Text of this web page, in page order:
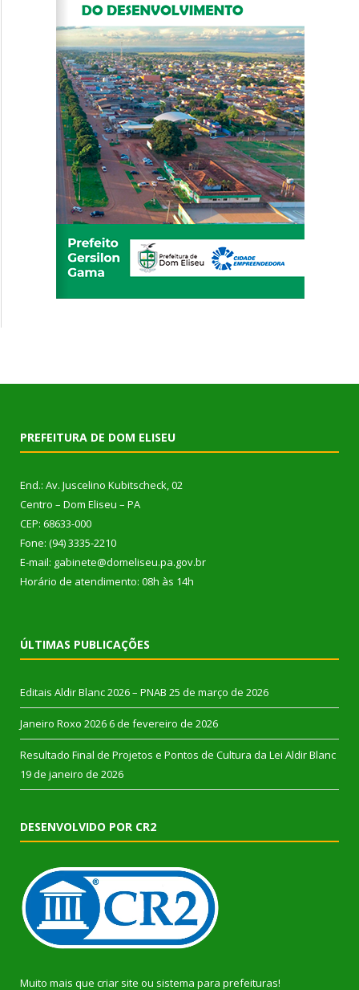
PREFEITURA DE DOM ELISEU
End.: Av. Juscelino Kubitscheck, 02
Centro – Dom Eliseu – PA
CEP: 68633-000
Fone: (94) 3335-2210
E-mail: gabinete@domeliseu.pa.gov.br
Horário de atendimento: 08h às 14h
ÚLTIMAS PUBLICAÇÕES
Editais Aldir Blanc 2026 – PNAB 25 de março de 2026
Janeiro Roxo 2026 6 de fevereiro de 2026
Resultado Final de Projetos e Pontos de Cultura da Lei Aldir Blanc
19 de janeiro de 2026
DESENVOLVIDO POR CR2
Muito mais que criar site ou sistema para prefeituras!